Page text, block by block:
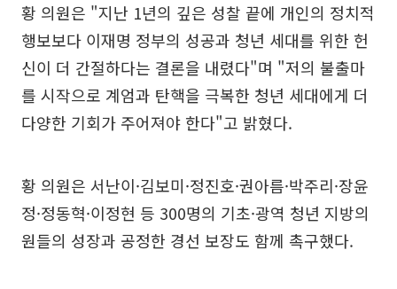
황 의원은 "지난 1년의 깊은 성찰 끝에 개인의 정치적
행보보다 이재명 정부의 성공과 청년 세대를 위한 헌
신이 더 간절하다는 결론을 내렸다"며 "저의 불출마
를 시작으로 계엄과 탄핵을 극복한 청년 세대에게 더
다양한 기회가 주어져야 한다"고 밝혔다.
황 의원은 서난이·김보미·정진호·권아름·박주리·장윤
정·정동혁·이정현 등 300명의 기초·광역 청년 지방의
원들의 성장과 공정한 경선 보장도 함께 촉구했다.